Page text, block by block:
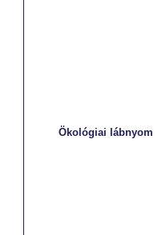
Ökológiai lábnyom